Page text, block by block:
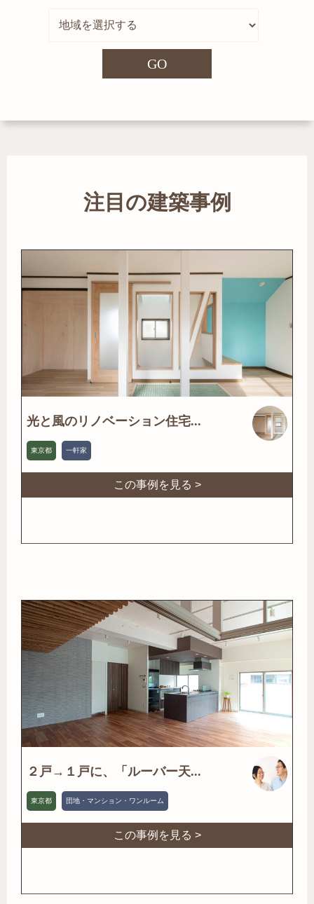
GO
注目の建築事例
光と風のリノベーション住宅...
東京都 一軒家
この事例を見る >
２戸→１戸に、「ルーバー天...
東京都 団地・マンション・ワンルーム
この事例を見る >